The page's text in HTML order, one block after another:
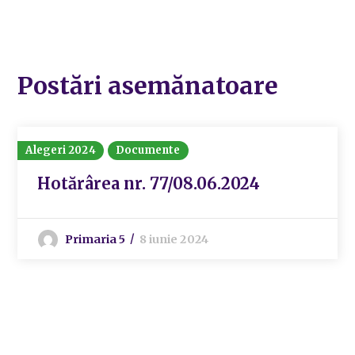
Postări asemănatoare
Alegeri 2024 Documente
Hotărârea nr. 77/08.06.2024
Primaria 5 8 iunie 2024